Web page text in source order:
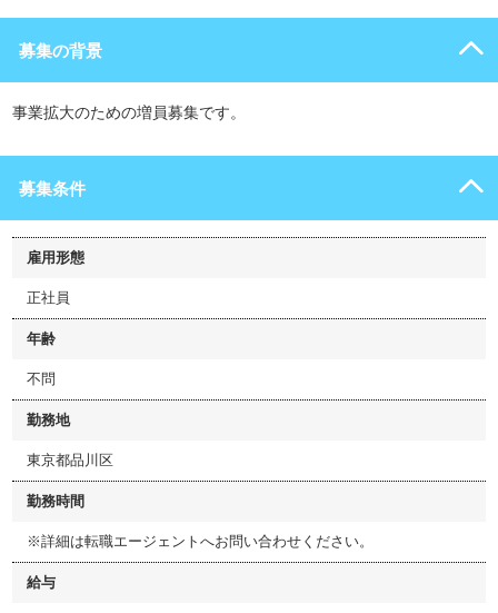
募集の背景
事業拡大のための増員募集です。
募集条件
雇用形態
正社員
年齢
不問
勤務地
東京都品川区
勤務時間
※詳細は転職エージェントへお問い合わせください。
給与